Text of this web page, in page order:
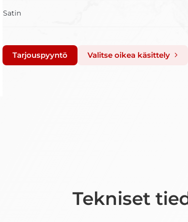
Satin
Tarjouspyyntö Valitse oikea käsittely
Tekniset